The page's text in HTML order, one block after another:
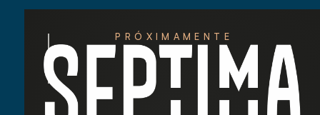
PRÓXIMAMENTE
Redescubre las tardes del Retiro: nuestra